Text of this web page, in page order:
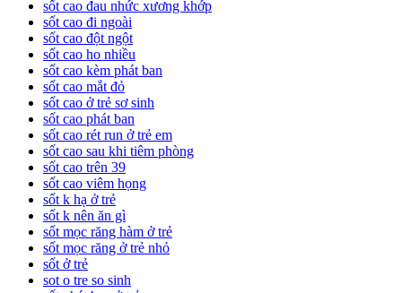
sốt cao đau nhức xương khớp
sốt cao đi ngoài
sốt cao đột ngột
sốt cao ho nhiều
sốt cao kèm phát ban
sốt cao mắt đỏ
sốt cao ở trẻ sơ sinh
sốt cao phát ban
sốt cao rét run ở trẻ em
sốt cao sau khi tiêm phòng
sốt cao trên 39
sốt cao viêm họng
sốt k hạ ở trẻ
sốt k nên ăn gì
sốt mọc răng hàm ở trẻ
sốt mọc răng ở trẻ nhỏ
sốt ở trẻ
sot o tre so sinh